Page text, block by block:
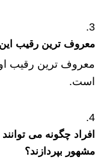
معروف ترین رقیب
معروف ترین رقیب او
است.
افراد چگونه می
مشهور بپردازند؟